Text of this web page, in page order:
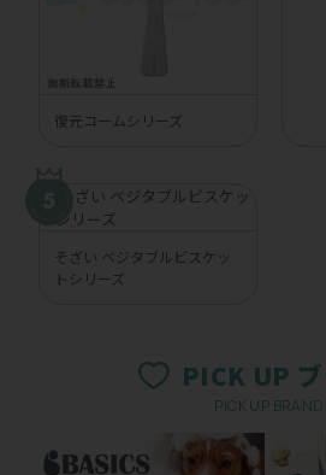
復元コームシリーズ
そざい ベジタブルビスケッ
トシリーズ
PICK UP
PICK UP BRAND